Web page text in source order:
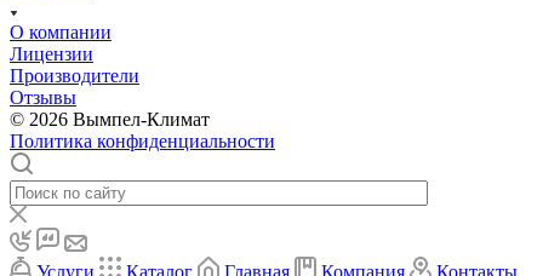
О компании
Лицензии
Производители
Отзывы
© 2026 Вымпел-Климат
Политика конфиденциальности
Услуги Каталог Главная Компания Контакты